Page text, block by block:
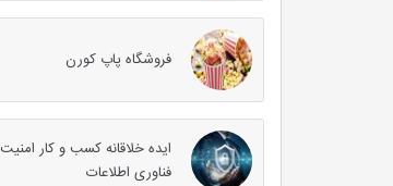
فروشگاه پاپ کورن
ایده خلاقانه کسب و کار امنیت
فناوری اطلاعات